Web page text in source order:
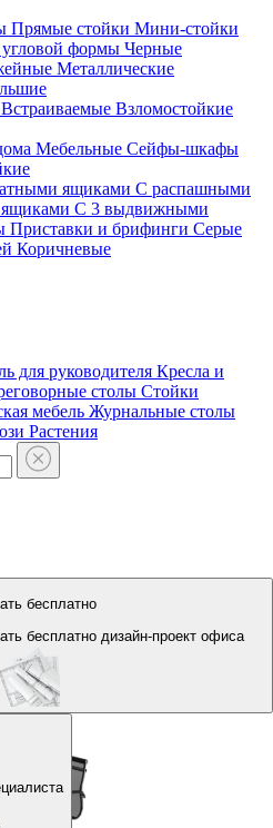
Прямые стойки Мини-стойки
формы Черные
Металлические
Встраиваемые Взломостойкие
Мебельные Сейфы-шкафы
ящиками С распашными
С 3 выдвижными
Приставки и брифинги Серые
Коричневые
для руководителя Кресла и
столы Стойки
мебель Журнальные столы
Растения
бесплатно
бесплатнодизайн-проект офиса
из